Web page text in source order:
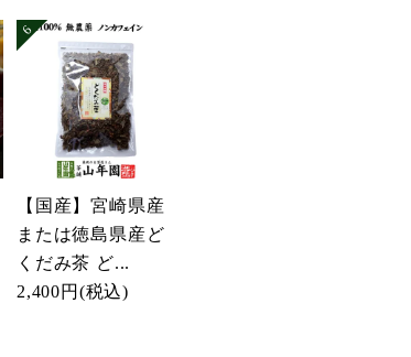
【国産】宮崎県産
または徳島県産ど
くだみ茶 ど...
2,400円 (税込)